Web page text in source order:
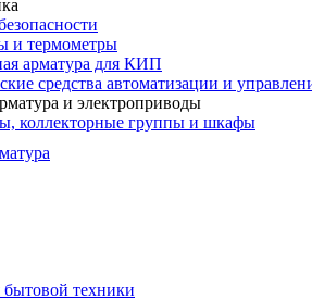
и термометры
арматура для КИП
средства автоматизации и
и электроприводы
коллекторные группы и шкафы
техники